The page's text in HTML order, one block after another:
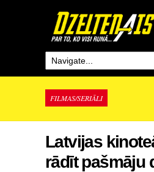
FILMAS/SERIĀLI
Latvijas
rādīt pašmāju